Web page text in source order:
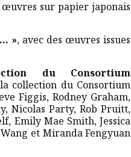
sur papier japonais
», avec des œuvres issues
du Consortium
collection du Consortium
Figgis, Rodney Graham,
Nicolas Party, Rob Pruitt,
Emily Mae Smith, Jessica
et Miranda Fengyuan